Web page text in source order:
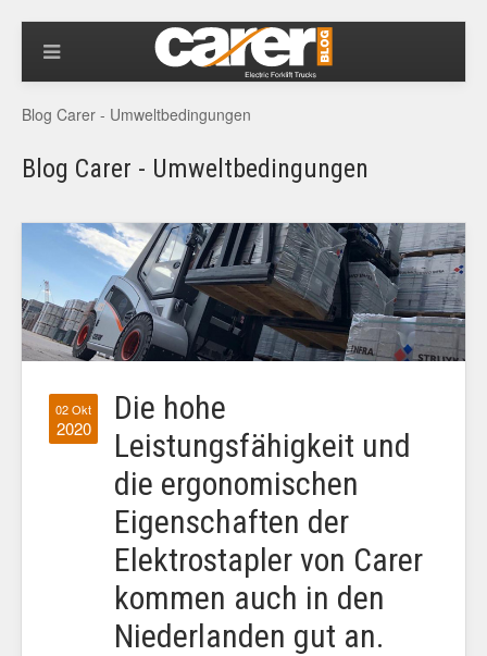
Blog Carer - Umweltbedingungen
Blog Carer - Umweltbedingungen
02 Okt
2020
Die hohe
Leistungsfähigkeit und
die ergonomischen
Eigenschaften der
Elektrostapler von Carer
kommen auch in den
Niederlanden gut an.